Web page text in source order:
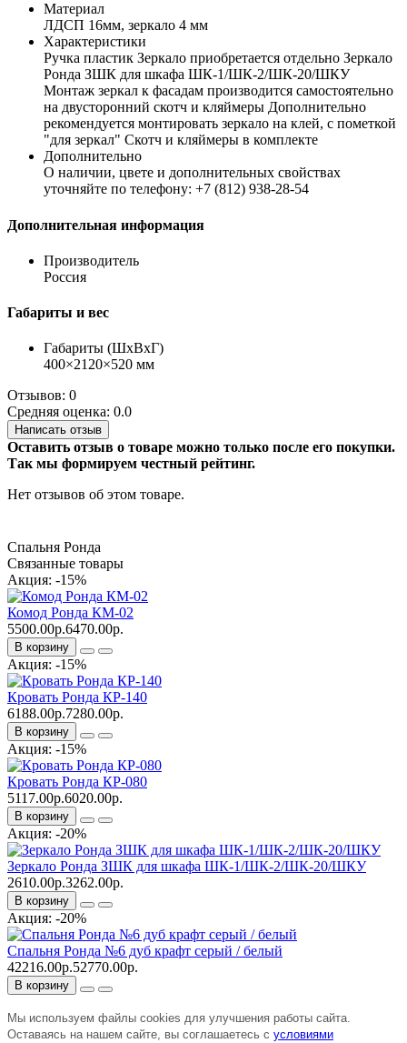
Материал
ЛДСП 16мм, зеркало 4 мм
Характеристики
Ручка пластик Зеркало приобретается отдельно Зеркало
Ронда ЗШК для шкафа ШК-1/ШК-2/ШК-20/ШКУ
Монтаж зеркал к фасадам производится самостоятельно
на двусторонний скотч и кляймеры Дополнительно
рекомендуется монтировать зеркало на клей, с пометкой
"для зеркал" Скотч и кляймеры в комплекте
Дополнительно
О наличии, цвете и дополнительных свойствах
уточняйте по телефону: +7 (812) 938-28-54
Дополнительная информация
Производитель
Россия
Габариты и вес
Габариты (ШхВхГ)
400×2120×520 мм
Отзывов: 0
Средняя оценка: 0.0
Написать отзыв
Оставить отзыв о товаре можно только после его покупки.
Так мы формируем честный рейтинг.
Нет отзывов об этом товаре.
Спальня Ронда
Связанные товары
Акция: -15%
Комод Ронда КМ-02
5500.00р.6470.00р.
В корзину
Акция: -15%
Кровать Ронда КР-140
6188.00р.7280.00р.
В корзину
Акция: -15%
Кровать Ронда КР-080
5117.00р.6020.00р.
В корзину
Акция: -20%
Зеркало Ронда ЗШК для шкафа ШК-1/ШК-2/ШК-20/ШКУ
2610.00р.3262.00р.
В корзину
Акция: -20%
Спальня Ронда №6 дуб крафт серый / белый
42216.00р.52770.00р.
В корзину
Мы используем файлы cookies для улучшения работы сайта.
Оставаясь на нашем сайте, вы соглашаетесь с условиями